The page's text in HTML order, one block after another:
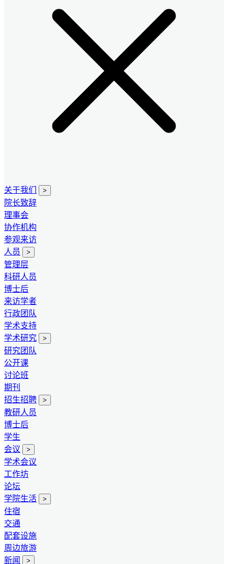
关于我们 >
院长致辞
理事会
协作机构
参观来访
人员
>
管理层
科研人员
博士后
来访学者
行政团队
学术支持
学术研究
>
研究团队
公开课
讨论班
期刊
招生招聘
>
教研人员
博士后
学生
会议
>
学术会议
工作坊
论坛
学院生活
>
住宿
交通
配套设施
周边旅游
新闻
>